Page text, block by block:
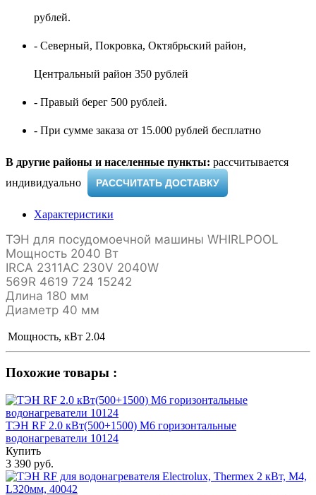
рублей.
- Северный, Покровка, Октябрьский район,
Центральный район 350 рублей
- Правый берег 500 рублей.
- При сумме заказа от 15.000 рублей бесплатно
В другие районы и населенные пункты: рассчитывается
индивидуально ​
РАССЧИТАТЬ ДОСТАВКУ
Характеристики
ТЭН для посудомоечной машины WHIRLPOOL
Мощность 2040 Вт
IRCA 2311AC 230V 2040W
569R 4619 724 15242
Длина 180 мм
Диаметр 40 мм
Мощность, кВт 2.04
Похожие товары :
ТЭН RF 2.0 кВт(500+1500) M6 горизонтальные
водонагреватели 10124
Купить
3 390 руб.